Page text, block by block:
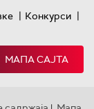
| Конкурси |
МАПА САЈТА